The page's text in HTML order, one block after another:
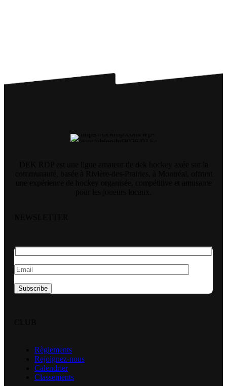
Règlements
Rejoignez-nous
Calendrier
Classements